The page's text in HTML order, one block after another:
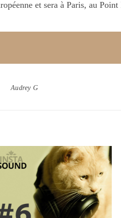
et sera à Paris, au
Audrey G